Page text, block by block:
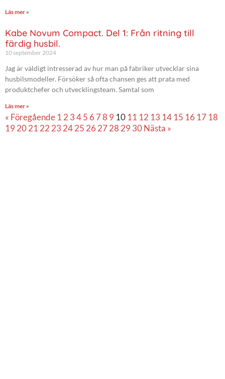
Läs mer »
Kabe Novum Compact. Del 1: Från ritning till
färdig husbil.
10 september 2024
Jag är väldigt intresserad av hur man på fabriker utvecklar sina
husbilsmodeller. Försöker så ofta chansen ges att prata med
produktchefer och utvecklingsteam. Samtal som
Läs mer »
« Föregående 1 2 345 6 78 9 10 11 12 13 14 15 16 17 18
19 2021 22 23 2425 26 2728 29 30Nästa »